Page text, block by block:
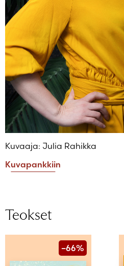
Kuvaaja: Julia Rahikka
Kuvapankkiin
Teokset
–66%